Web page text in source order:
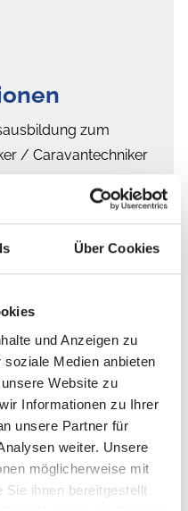
Über Cookies
und Anzeigen zu
Medien anbieten
Website zu
Informationen zu Ihrer
unsere Partner für
weiter. Unsere
möglicherweise mit
Sie ihnen bereitgestellt
zum
/ Caravantechniker
idealerweise mit
an
Belastbarkeit,
Flexibilität
und Spaß an der